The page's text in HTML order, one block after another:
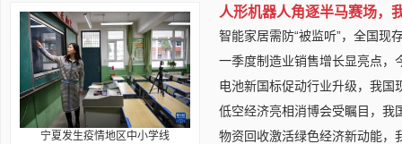
宁夏发生疫情地区中小学线
人形机器人角逐半马赛场，
智能家居需防“被监听”，全国现
一季度制造业销售增长显亮点，
电池新国标促动行业升级，我国
低空经济亮相消博会受瞩目，我
物资回收激活绿色经济新动能，